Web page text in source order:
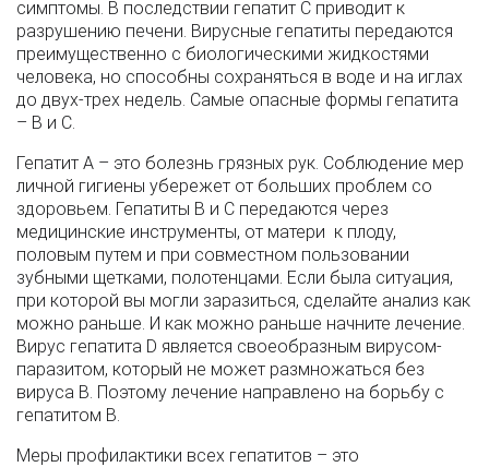
симптомы. В последствии гепатит С приводит к
разрушению печени. Вирусные гепатиты передаются
преимущественно с биологическими жидкостями
человека, но способны сохраняться в воде и на иглах
до двух-трех недель. Самые опасные формы гепатита
– В и С.
Гепатит А – это болезнь грязных рук. Соблюдение мер
личной гигиены убережет от больших проблем со
здоровьем. Гепатиты В и С передаются через
медицинские инструменты, от матери к плоду,
половым путем и при совместном пользовании
зубными щетками, полотенцами. Если была ситуация,
при которой вы могли заразиться, сделайте анализ как
можно раньше. И как можно раньше начните лечение.
Вирус гепатита D является своеобразным вирусом-
паразитом, который не может размножаться без
вируса В. Поэтому лечение направлено на борьбу с
гепатитом В.
Меры профилактики всех гепатитов – это